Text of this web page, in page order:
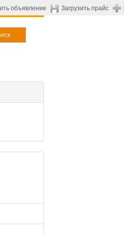
объявление Загрузить прайс